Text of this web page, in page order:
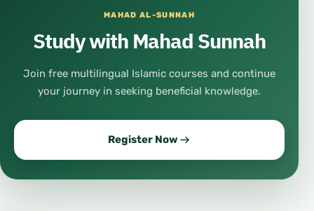
MAHAD AL-SUNNAH
Study with Mahad Sunnah
Join free multilingual Islamic courses and continue
your journey in seeking beneficial knowledge.
Register Now